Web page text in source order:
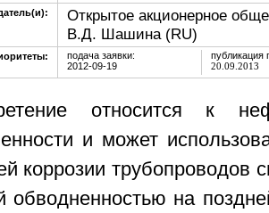
Открытое акционерное
В.Д. Шашина (RU)
подача заявки:
2012-09-19
публикация
20.09.2013
относится к
и может
коррозии трубопроводов
обводненностью на